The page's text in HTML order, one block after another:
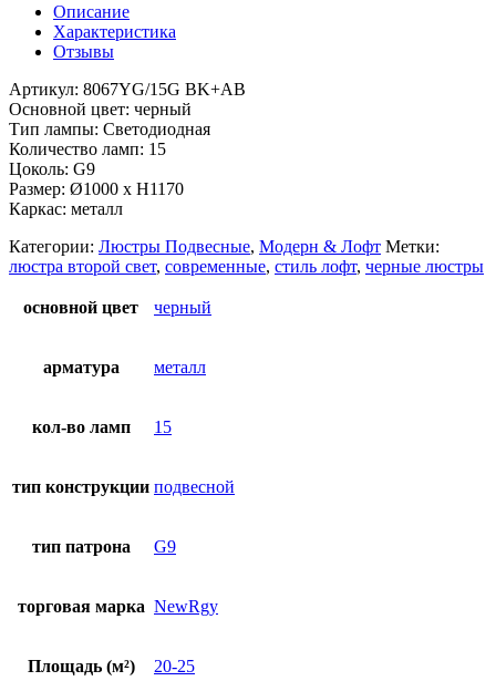
Описание
Характеристика
Отзывы
Артикул: 8067YG/15G BK+AB
Основной цвет: черный
Тип лампы: Светодиодная
Количество ламп: 15
Цоколь: G9
Размер: Ø1000 x H1170
Каркас: металл
Категории: Люстры Подвесные, Модерн & Лофт Метки:
люстра второй свет, современные, стиль лофт, черные люстры
основной цвет черный
арматура металл
кол-во ламп 15
тип конструкции подвесной
тип патрона G9
торговая марка NewRgy
Площадь (м²) 20-25